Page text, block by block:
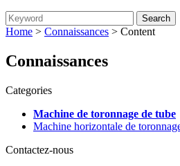
Home > Connaissances > Content
Connaissances
Categories
Machine de toronnage de tube
Machine horizontale de
Contactez-nous